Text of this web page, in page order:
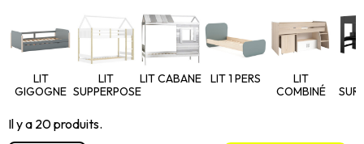
LIT
GIGOGNE
LIT
SUPPERPOSE
LIT CABANE LIT 1 PERS
LIT
COMBINÉ
Il y a 20 produits.